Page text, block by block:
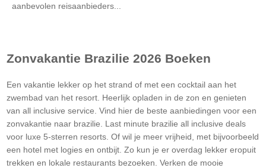
aanbevolen reisaanbieders...
Zonvakantie Brazilie 2026 Boeken
Een vakantie lekker op het strand of met een cocktail aan het
zwembad van het resort. Heerlijk opladen in de zon en genieten
van all inclusive service. Vind hier de beste aanbiedingen voor een
zonvakantie naar brazilie. Last minute brazilie all inclusive deals
voor luxe 5-sterren resorts. Of wil je meer vrijheid, met bijvoorbeeld
een hotel met logies en ontbijt. Zo kun je er overdag lekker eropuit
trekken en lokale restaurants bezoeken. Verken de mooie